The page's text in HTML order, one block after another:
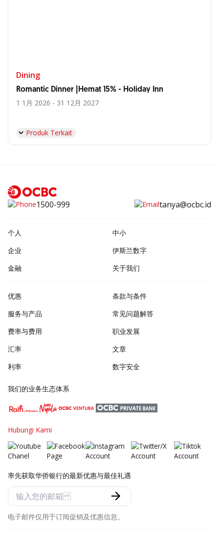
Dining
Romantic Dinner |Hemat 15% - Holiday Inn
1 1月 2026 - 31 12月 2027
Produk Terkait
1500-999 tanya@ocbc.id
个人
中小
企业
伊斯兰数字
金融
关于我们
优惠
服务与产品
费率与费用
汇率
利率
条款与条件
常见问题解答
职业发展
文章
数字安全
我们的业务生态体系
Hubungi Kami
率先获取华侨银行的最新优惠与最佳礼遇
电子邮件仅用于订阅促销及优惠信息。